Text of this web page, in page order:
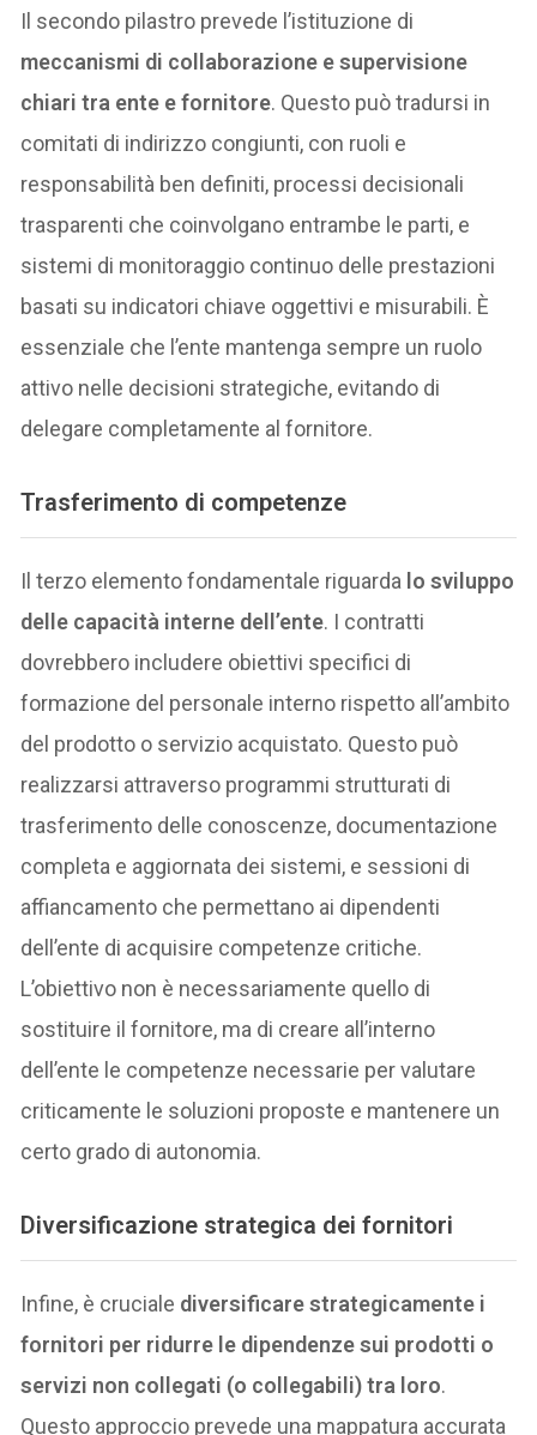
Il secondo pilastro prevede l’istituzione di
meccanismi di collaborazione e supervisione
chiari tra ente e fornitore. Questo può tradursi in
comitati di indirizzo congiunti, con ruoli e
responsabilità ben definiti, processi decisionali
trasparenti che coinvolgano entrambe le parti, e
sistemi di monitoraggio continuo delle prestazioni
basati su indicatori chiave oggettivi e misurabili. È
essenziale che l’ente mantenga sempre un ruolo
attivo nelle decisioni strategiche, evitando di
delegare completamente al fornitore.
Trasferimento di competenze
Il terzo elemento fondamentale riguarda lo sviluppo
delle capacità interne dell’ente. I contratti
dovrebbero includere obiettivi specifici di
formazione del personale interno rispetto all’ambito
del prodotto o servizio acquistato. Questo può
realizzarsi attraverso programmi strutturati di
trasferimento delle conoscenze, documentazione
completa e aggiornata dei sistemi, e sessioni di
affiancamento che permettano ai dipendenti
dell’ente di acquisire competenze critiche.
L’obiettivo non è necessariamente quello di
sostituire il fornitore, ma di creare all’interno
dell’ente le competenze necessarie per valutare
criticamente le soluzioni proposte e mantenere un
certo grado di autonomia.
Diversificazione strategica dei fornitori
Infine, è cruciale diversificare strategicamente i
fornitori per ridurre le dipendenze sui prodotti o
servizi non collegati (o collegabili) tra loro.
Questo approccio prevede una mappatura accurata